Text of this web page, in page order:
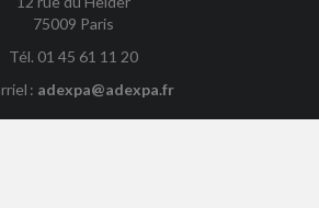
75009 Paris
Tél. 01 45 61 11 20
: adexpa@adexpa.fr